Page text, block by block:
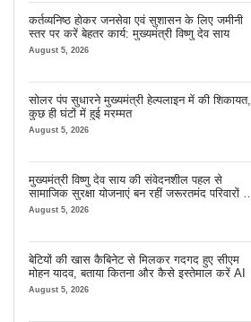
कर्तव्यनिष्ठ होकर जनसेवा एवं सुशासन के लिए जमीनी
स्तर पर करें बेहतर कार्य: मुख्यमंत्री विष्णु देव साय
August 5, 2026
सोलर पंप सुधारने मुख्यमंत्री हेल्पलाइन में की शिकायत,
कुछ ही घंटों में हुई मरम्मत
August 5, 2026
मुख्यमंत्री विष्णु देव साय की संवेदनशील पहल से
सामाजिक सुरक्षा योजनाएं बन रहीं जरूरतमंद परिवारों
मजबूत सहारा
August 5, 2026
बेटियों की खास कैबिनेट से मिलकर गदगद हुए सीएम
मोहन यादव, बताया कितना और कैसे इस्तेमाल करें AI
August 5, 2026